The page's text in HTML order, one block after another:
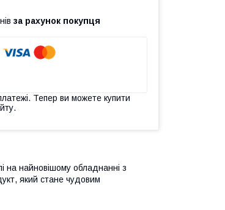
за рахунок покупця
Тепер ви можете купити
на найновішому обладнанні з
який стане чудовим